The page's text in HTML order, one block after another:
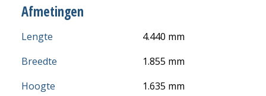
Afmetingen
Lengte
4.440 mm
Breedte
1.855 mm
Hoogte
1.635 mm